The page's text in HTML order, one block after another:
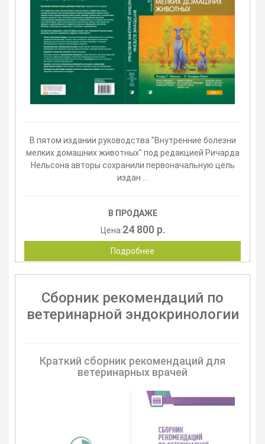
В пятом издании руководства "Внутренние болезни
мелких домашних животных" под редакцией Ричарда
Нельсона авторы сохранили первоначальную цель
издан ...
В ПРОДАЖЕ
Цена:24 800 р.
Подробнее
Сборник рекомендаций по
ветеринарной эндокринологии
Краткий сборник рекомендаций для
ветеринарных врачей